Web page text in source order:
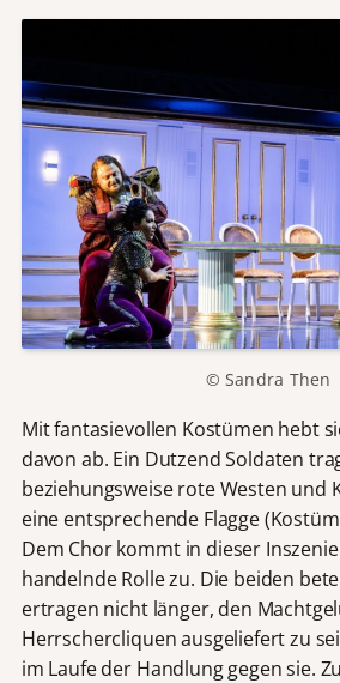
© Sandra Then
Mit fantasievollen Kostümen hebt
davon ab. Ein Dutzend Soldaten
beziehungsweise rote Westen und
eine entsprechende Flagge
Dem Chor kommt in dieser
handelnde Rolle zu. Die beiden
ertragen nicht länger, den
Herrschercliquen ausgeliefert zu
im Laufe der Handlung gegen sie.